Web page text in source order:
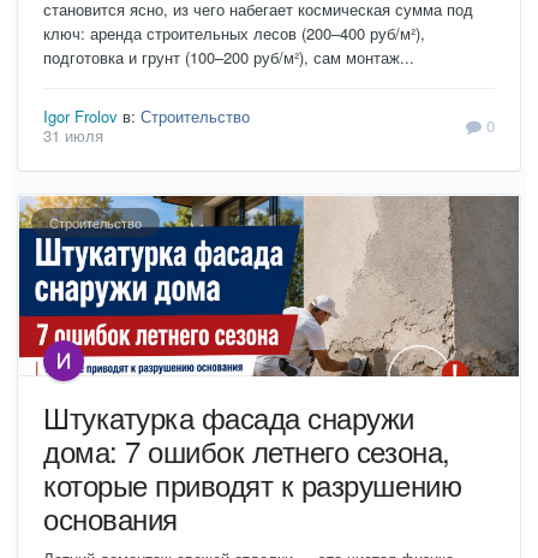
становится ясно, из чего набегает космическая сумма под
ключ: аренда строительных лесов (200–400 руб/м²),
подготовка и грунт (100–200 руб/м²), сам монтаж...
Igor Frolov в: Строительство
31 июля
0
Строительство
Штукатурка фасада снаружи
дома: 7 ошибок летнего сезона,
которые приводят к разрушению
основания